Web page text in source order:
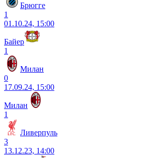
Брюгге
1
01.10.24, 15:00
Байер
1
Милан
0
17.09.24, 15:00
Милан
1
Ливерпуль
3
13.12.23, 14:00